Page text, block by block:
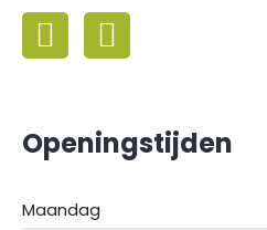
Openingstijden
Maandag